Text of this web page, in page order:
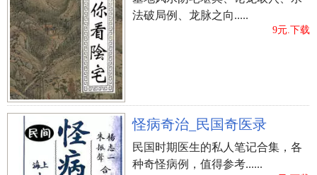
【喻意】 该姓名能够趣解得：“持续 • 辉煌”。四字
成语旁蒐远绍 跗萼连晖拓展了姓名的诗意。
【乐律】 许、绍、晖的字读音是xǔ、shào、huī，音
调为上声、去声、阳平。
【字形】 许为左右结构，姓名学笔画11画；绍为左
右结构，姓名学笔画11画；晖为左右结构，姓名学
笔画13画；字形幽美，有利于撰写。
【五格】 该姓名的五格笔画配搭为11-11-13，五格
法破局例、龙脉之向.....
9元.下载
怪病奇治_民国奇医录
民国时期医生的私人笔记合集，各
种奇怪病例，值得参考......